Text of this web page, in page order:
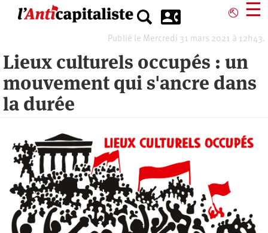
⎋ ☰
Publié le Mercredi 31 mars 2021 à 12h43.
Lieux culturels occupés : un
mouvement qui s'ancre dans
la durée